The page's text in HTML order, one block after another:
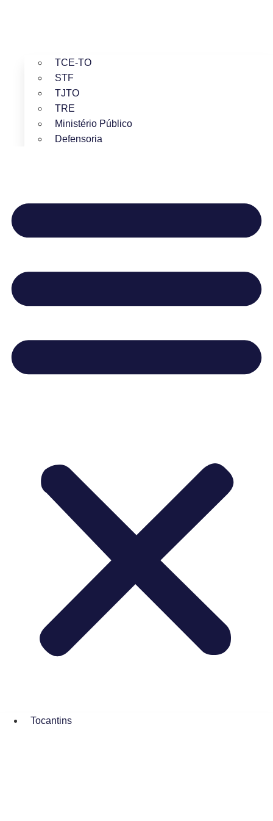
TCE-TO
STF
TJTO
TRE
Ministério Público
Defensoria
Tocantins